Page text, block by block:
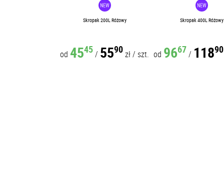
Skropak 200L Różowy
od 4545/ 5590zł/ szt.
Skropak 400L Różowy
od 9667/ 11890